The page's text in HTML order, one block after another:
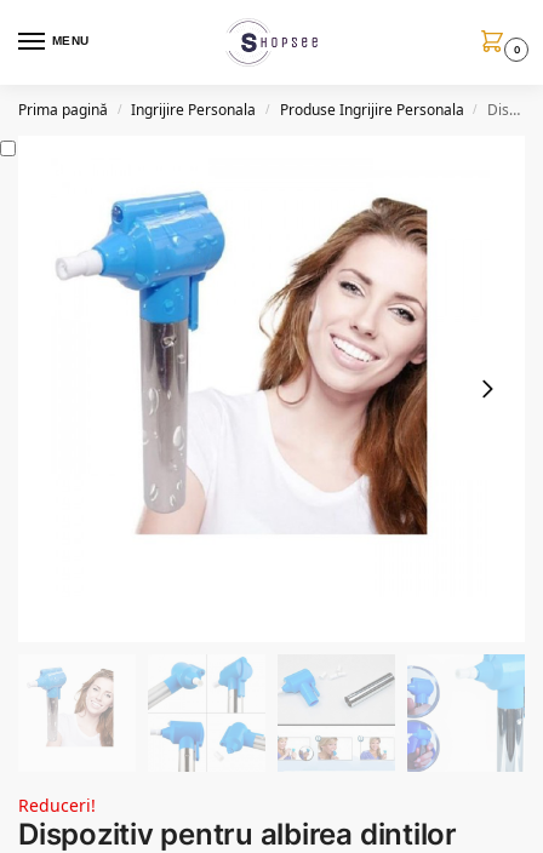
MENU
0
Prima pagină / Ingrijire Personala / Produse Ingrijire Personala / Dispozitiv pentru albirea dintilor
Reduceri!
Dispozitiv pentru albirea dintilor